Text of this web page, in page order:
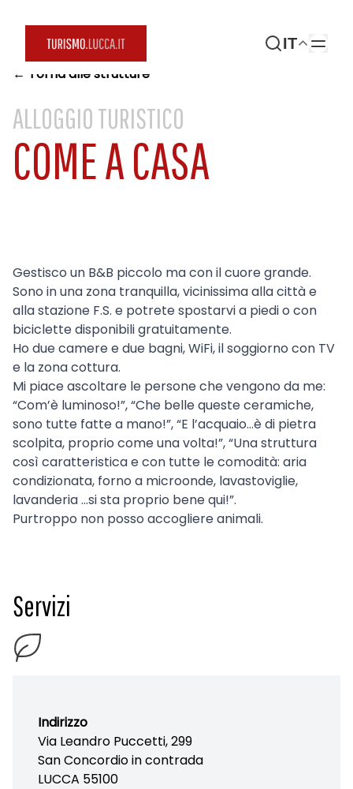
IT
← Torna alle strutture
ALLOGGIO TURISTICO
COME A CASA
Gestisco un B&B piccolo ma con il cuore grande.
Sono in una zona tranquilla, vicinissima alla città e
alla stazione F.S. e potrete spostarvi a piedi o con
biciclette disponibili gratuitamente.
Ho due camere e due bagni, WiFi, il soggiorno con TV
e la zona cottura.
Mi piace ascoltare le persone che vengono da me:
“Com’è luminoso!”, “Che belle queste ceramiche,
sono tutte fatte a mano!”, “E l’acquaio…è di pietra
scolpita, proprio come una volta!”, “Una struttura
così caratteristica e con tutte le comodità: aria
condizionata, forno a microonde, lavastoviglie,
lavanderia …si sta proprio bene qui!”.
Purtroppo non posso accogliere animali.
Servizi
Indirizzo
Via Leandro Puccetti, 299
San Concordio in contrada
LUCCA 55100